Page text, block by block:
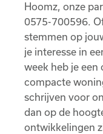
Hoomz, onze
0575-700596.
stemmen op
je interesse in
week heb je een
compacte
schrijven voor
dan op de
ontwikkelingen